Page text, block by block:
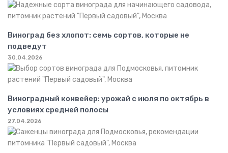
Виноград без хлопот: семь сортов, которые не
подведут
30.04.2026
Виноградный конвейер: урожай с июля по октябрь в
условиях средней полосы
27.04.2026